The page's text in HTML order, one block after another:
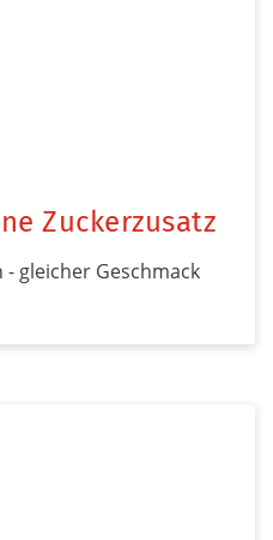
Zuckerzusatz
gleicher Geschmack